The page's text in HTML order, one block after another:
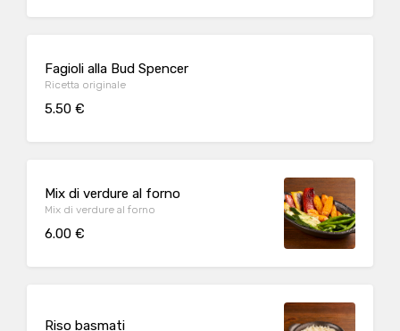
Fagioli alla Bud Spencer
Ricetta originale
5.50 €
Mix di verdure al forno
Mix di verdure al forno
6.00 €
Riso basmati